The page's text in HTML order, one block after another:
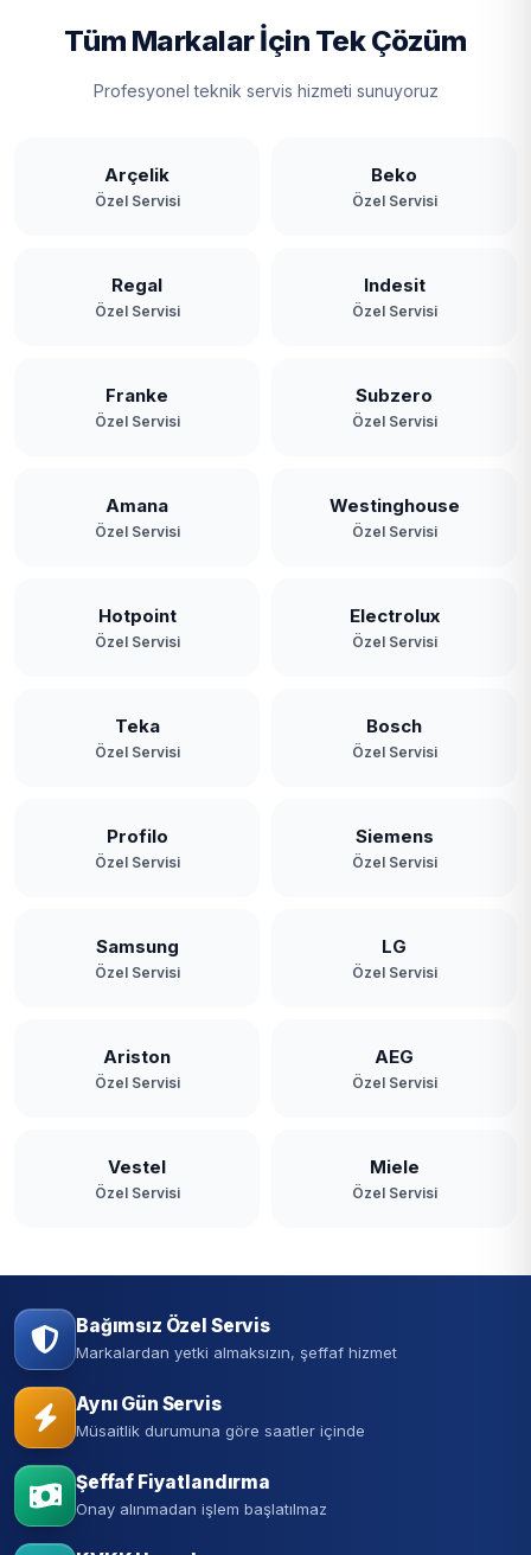
Tüm Markalar İçin Tek Çözüm
Profesyonel teknik servis hizmeti sunuyoruz
Arçelik
Özel Servisi
Beko
Özel Servisi
Regal
Özel Servisi
Indesit
Özel Servisi
Franke
Özel Servisi
Subzero
Özel Servisi
Amana
Özel Servisi
Westinghouse
Özel Servisi
Hotpoint
Özel Servisi
Electrolux
Özel Servisi
Teka
Özel Servisi
Bosch
Özel Servisi
Profilo
Özel Servisi
Siemens
Özel Servisi
Samsung
Özel Servisi
LG
Özel Servisi
Ariston
Özel Servisi
AEG
Özel Servisi
Vestel
Özel Servisi
Miele
Özel Servisi
Bağımsız Özel Servis
Markalardan yetki almaksızın, şeffaf hizmet
Aynı Gün Servis
Müsaitlik durumuna göre saatler içinde
Şeffaf Fiyatlandırma
Onay alınmadan işlem başlatılmaz